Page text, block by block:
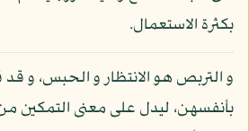
بكثرة الاستعمال.
و التربص هو الانتظار و الحبس، و قد
بأنفسهن، ليدل على معنى التمكين